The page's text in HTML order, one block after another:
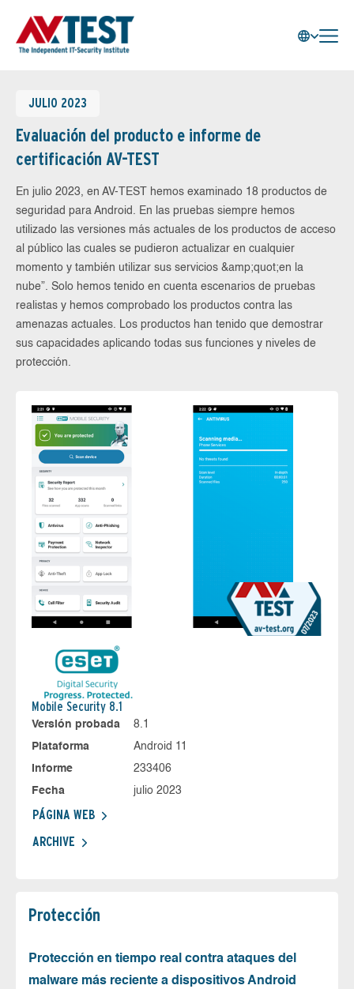
JULIO 2023
Evaluación del producto e informe de
certificación AV-TEST
En julio 2023, en AV-TEST hemos examinado 18 productos de
seguridad para Android. En las pruebas siempre hemos
utilizado las versiones más actuales de los productos de acceso
al público las cuales se pudieron actualizar en cualquier
momento y también utilizar sus servicios &amp;quot;en la
nube”. Solo hemos tenido en cuenta escenarios de pruebas
realistas y hemos comprobado los productos contra las
amenazas actuales. Los productos han tenido que demostrar
sus capacidades aplicando todas sus funciones y niveles de
protección.
Mobile Security 8.1
Versión probada
8.1
Plataforma
Android 11
Informe
233406
Fecha
julio 2023
PÁGINA WEB
ARCHIVE
Protección
Protección en tiempo real contra ataques del
malware más reciente a dispositivos Android